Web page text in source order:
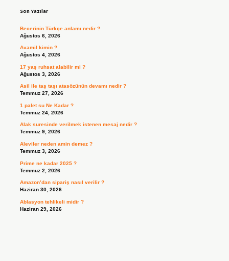
Son Yazılar
Becerinin Türkçe anlamı nedir ?
Ağustos 6, 2026
Avamil kimin ?
Ağustos 4, 2026
17 yaş ruhsat alabilir mi ?
Ağustos 3, 2026
Asil ile taş taşı atasözünün devamı nedir ?
Temmuz 27, 2026
1 palet su Ne Kadar ?
Temmuz 24, 2026
Alak suresinde verilmek istenen mesaj nedir ?
Temmuz 9, 2026
Aleviler neden amin demez ?
Temmuz 3, 2026
Prime ne kadar 2025 ?
Temmuz 2, 2026
Amazon’dan sipariş nasıl verilir ?
Haziran 30, 2026
Ablasyon tehlikeli midir ?
Haziran 29, 2026